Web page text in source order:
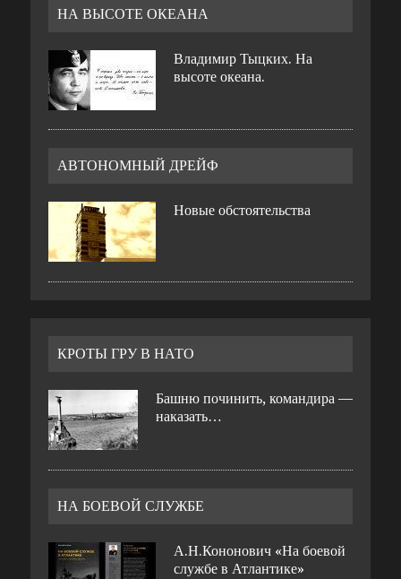
НА ВЫСОТЕ ОКЕАНА
Владимир Тыцких. На
высоте океана.
АВТОНОМНЫЙ ДРЕЙФ
Новые обстоятельства
КРОТЫ ГРУ В НАТО
Башню починить, командира —
наказать…
НА БОЕВОЙ СЛУЖБЕ
А.Н.Кононович «На боевой
службе в Атлантике»